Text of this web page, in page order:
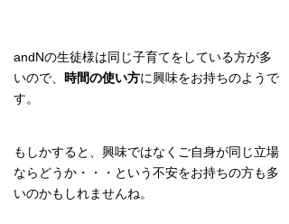
andNの生徒様は同じ子育てをしている方が多
いので、 時間の使い方に興味をお持ちのようで
す。
もしかすると、興味ではなくご自身が同じ立場
ならどうか・・・という不安をお持ちの方も多
いのかもしれませんね。